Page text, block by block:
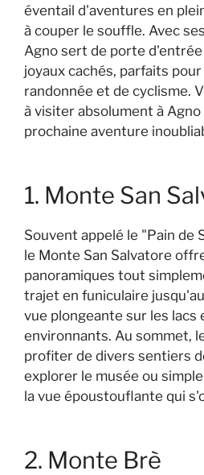
éventail d'aventures en
à couper le souffle. Avec
Agno sert de porte
joyaux cachés, parfaits
randonnée et de cyclisme.
à visiter absolument à
prochaine aventure
1. Monte San
Souvent appelé le "Pain de
le Monte San Salvatore
panoramiques tout
trajet en funiculaire
vue plongeante sur les lacs
environnants. Au sommet,
profiter de divers sentiers
explorer le musée ou
la vue époustouflante qui
2. Monte Brè